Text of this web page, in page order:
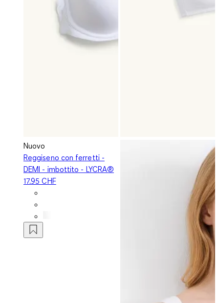
Nuovo
Reggiseno con ferretti -
DEMI - imbottito - LYCRA®
17.95 CHF